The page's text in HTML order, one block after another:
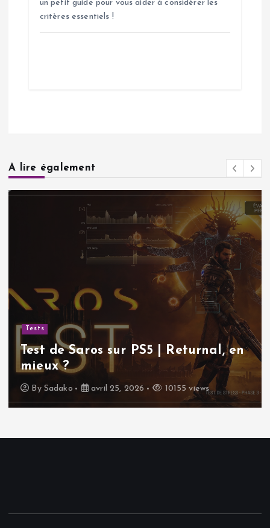
un petit guide pour vous aider à considérer les
critères essentiels !
A lire également
Tests
Test de Saros sur PS5 | Returnal, en
mieux ?
By Sadako avril 25, 2026 10155 views